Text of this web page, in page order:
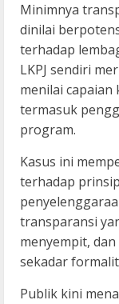
Minimnya
dinilai
terhadap
LKPJ sendiri
menilai
termasuk
program.
Kasus ini
terhadap
transparansi
menyempit,
sekadar
Publik kini